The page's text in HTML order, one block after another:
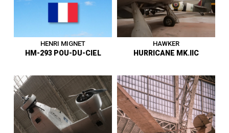
1919 - 1945|Planeur
HENRI MIGNET
HM-293 POU-DU-CIEL
Biplan monoplace ultraléger
de construction amateur -
Belgique - Premier vol en
octobre 1932 - Vit. Max. 220
km/h - Entre au musée en
1937.
HAWKER
HURRICANE MK.IIC
Monoplace de Chasse -
Royaume-Uni - Premier vol en
novembre 1936 - Vit. Max. 545
km/h - Allied Flight
Metropolitan Squadron puis
la Force Aérienne Belge de
1946 à 1951 - Entre au musée
en 1958.